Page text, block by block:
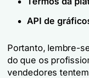
API de
Portanto, lembre-
do que os
vendedores